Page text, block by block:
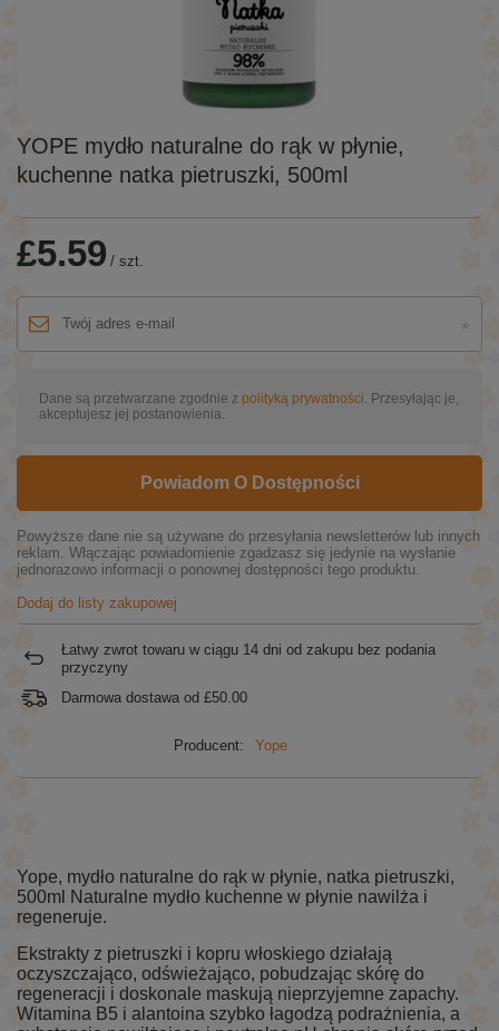
YOPE mydło naturalne do rąk w płynie,
kuchenne natka pietruszki, 500ml
£5.59 / szt.
Dane są przetwarzane zgodnie z polityką prywatności . Przesyłając je,
akceptujesz jej postanowienia.
Powiadom O Dostępności
Powyższe dane nie są używane do przesyłania newsletterów lub innych
reklam. Włączając powiadomienie zgadzasz się jedynie na wysłanie
jednorazowo informacji o ponownej dostępności tego produktu.
Dodaj do listy zakupowej
Łatwy zwrot towaru w ciągu 14 dni od zakupu bez podania
przyczyny
Darmowa dostawa od £50.00
Producent: Yope
Yope, mydło naturalne do rąk w płynie, natka pietruszki,
500ml Naturalne mydło kuchenne w płynie nawilża i
regeneruje.
Ekstrakty z pietruszki i kopru włoskiego działają
oczyszczająco, odświeżająco, pobudzając skórę do
regeneracji i doskonale maskują nieprzyjemne zapachy.
Witamina B5 i alantoina szybko łagodzą podrażnienia, a